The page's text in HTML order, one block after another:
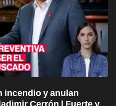
incendio y anulan
Cerrón | Fuerte y